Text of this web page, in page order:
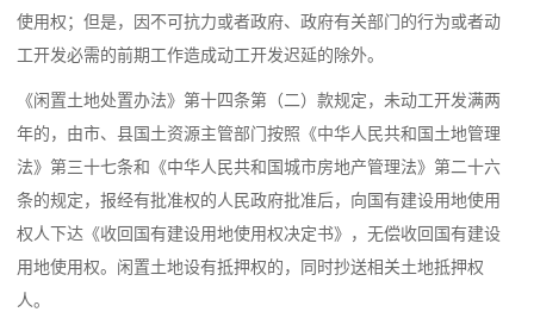
使用权；但是，因不可抗力或者政府、政府有关部门的行为或者动
工开发必需的前期工作造成动工开发迟延的除外。
《闲置土地处置办法》第十四条第（二）款规定，未动工开发满两
年的，由市、县国土资源主管部门按照《中华人民共和国土地管理
法》 第三十七条和《中华人民共和国城市房地产管理法》 第二十六
条的规定，报经有批准权的人民政府批准后，向国有建设用地使用
权人下达《收回国有建设用地使用权决定书》，无偿收回国有建设
用地使用权。闲置土地设有抵押权的，同时抄送相关土地抵押权
人。